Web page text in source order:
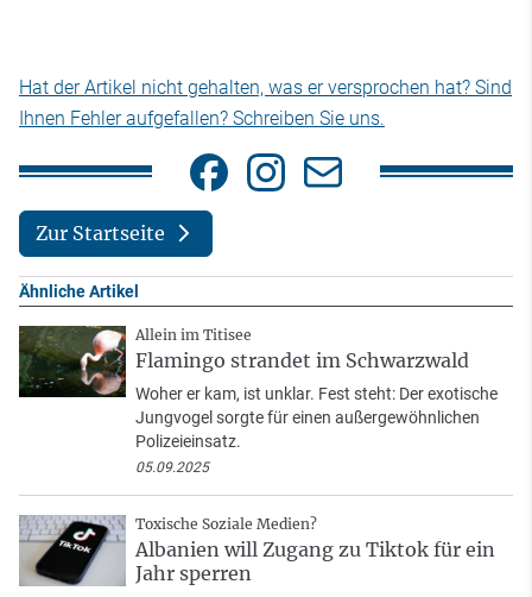
Hat der Artikel nicht gehalten, was er versprochen hat? Sind
Ihnen Fehler aufgefallen? Schreiben Sie uns.
Zur Startseite
Ähnliche Artikel
Allein im Titisee
Flamingo strandet im Schwarzwald
Woher er kam, ist unklar. Fest steht: Der exotische
Jungvogel sorgte für einen außergewöhnlichen
Polizeieinsatz.
05.09.2025
Toxische Soziale Medien?
Albanien will Zugang zu Tiktok für ein
Jahr sperren